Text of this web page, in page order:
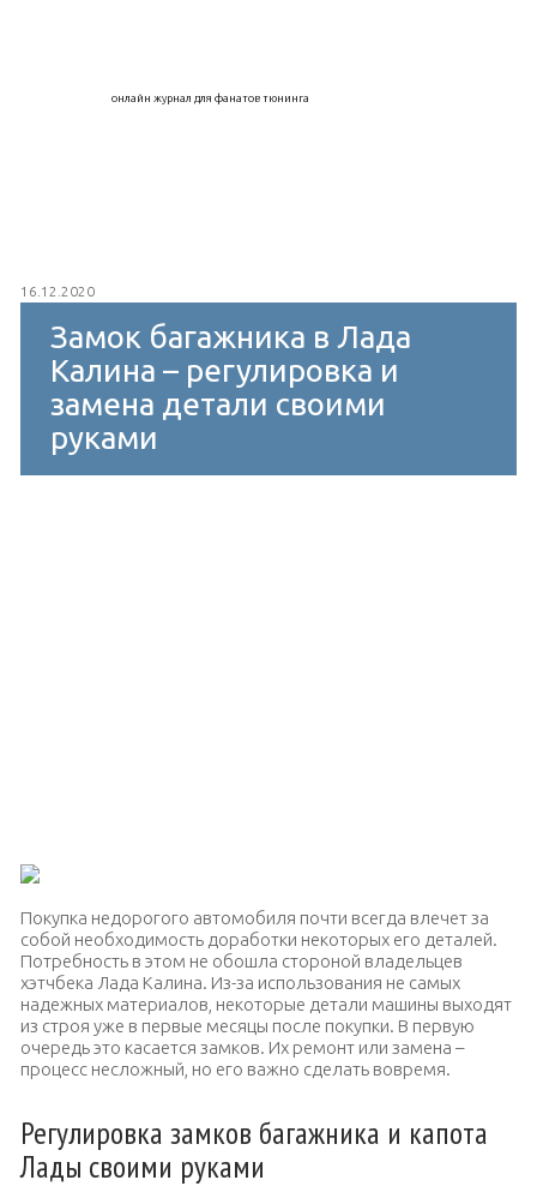
онлайн журнал для фанатов тюнинга
16.12.2020
Замок багажника в Лада
Калина – регулировка и
замена детали своими
руками
Покупка недорогого автомобиля почти всегда влечет за
собой необходимость доработки некоторых его деталей.
Потребность в этом не обошла стороной владельцев
хэтчбека Лада Калина. Из-за использования не самых
надежных материалов, некоторые детали машины выходят
из строя уже в первые месяцы после покупки. В первую
очередь это касается замков. Их ремонт или замена –
процесс несложный, но его важно сделать вовремя.
Регулировка замков багажника и капота
Лады своими руками